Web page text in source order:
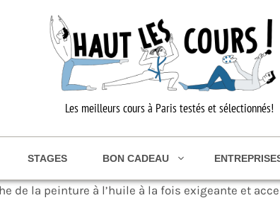
Les meilleurs cours à Paris testés et sélectionnés!
STAGES BON CADEAU
de la peinture à l’huile à la fois exigeante et